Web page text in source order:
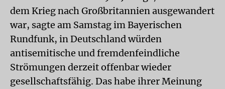
dem Krieg nach Großbritannien ausgewandert
war, sagte am Samstag im Bayerischen
Rundfunk, in Deutschland würden
antisemitische und fremdenfeindliche
Strömungen derzeit offenbar wieder
gesellschaftsfähig. Das habe ihrer Meinung